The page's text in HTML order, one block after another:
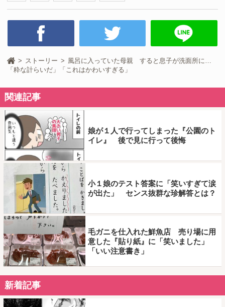
ストーリー
風呂に入っていた母親 すると息子が洗面所に…
「粋な計らいだ」「これはかわいすぎる」
関連記事
娘が１人で行ってしまった『公園のト
イレ』 後で見に行って後悔
小１娘のテスト答案に「笑いすぎて涙
が出た」 センス抜群な珍解答とは？
毛ガニを仕入れた鮮魚店 売り場に用
意した『貼り紙』に「笑いました」
「いい注意書き」
新着記事